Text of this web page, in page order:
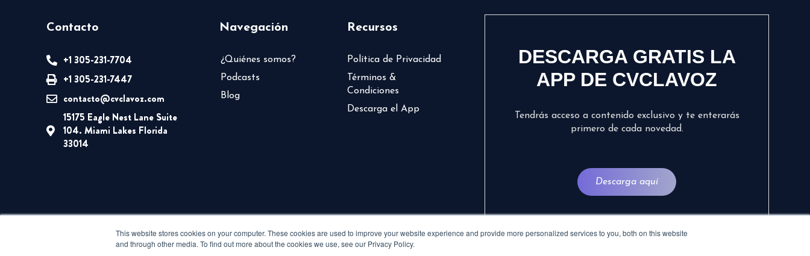
This website stores cookies on your computer. These cookies are used to improve your website experience and provide more personalized services to you, both on this website
and through other media. To find out more about the cookies we use, see our Privacy Policy.
Contacto
+1 305-231-7704
+1 305-231-7447
contacto@cvclavoz.com
15175 Eagle Nest Lane Suite
104. Miami Lakes Florida
33014
Navegación
¿Quiénes somos?
Podcasts
Blog
Recursos
Política de Privacidad
Términos &
Condiciones
Descarga el App
DESCARGA GRATIS LA
APP DE CVCLAVOZ
Tendrás acceso a contenido exclusivo y te enterarás
primero de cada novedad.
Descarga aquí